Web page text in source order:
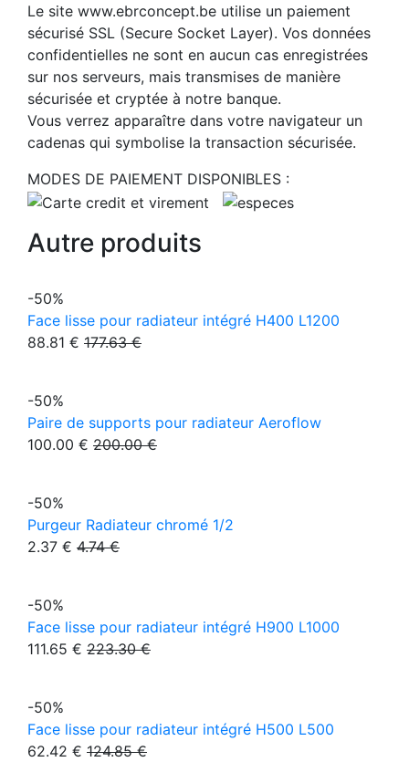
Le site www.ebrconcept.be utilise un paiement
sécurisé SSL (Secure Socket Layer). Vos données
confidentielles ne sont en aucun cas enregistrées
sur nos serveurs, mais transmises de manière
sécurisée et cryptée à notre banque.
Vous verrez apparaître dans votre navigateur un
cadenas qui symbolise la transaction sécurisée.
MODES DE PAIEMENT DISPONIBLES :
Autre produits
-50%
Face lisse pour radiateur intégré H400 L1200
88.81 € 177.63 €
-50%
Paire de supports pour radiateur Aeroflow
100.00 € 200.00 €
-50%
Purgeur Radiateur chromé 1/2
2.37 € 4.74 €
-50%
Face lisse pour radiateur intégré H900 L1000
111.65 € 223.30 €
-50%
Face lisse pour radiateur intégré H500 L500
62.42 € 124.85 €